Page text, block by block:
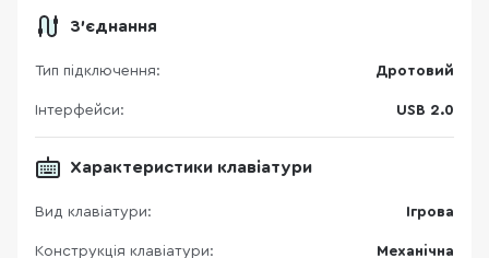
З'єднання
Тип підключення: Дротовий
Інтерфейси: USB 2.0
Характеристики клавіатури
Вид клавіатури: Ігрова
Конструкція клавіатури: Механічна